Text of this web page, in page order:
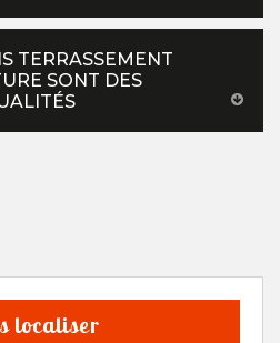
TERRASSEMENT
SONT DES
localiser